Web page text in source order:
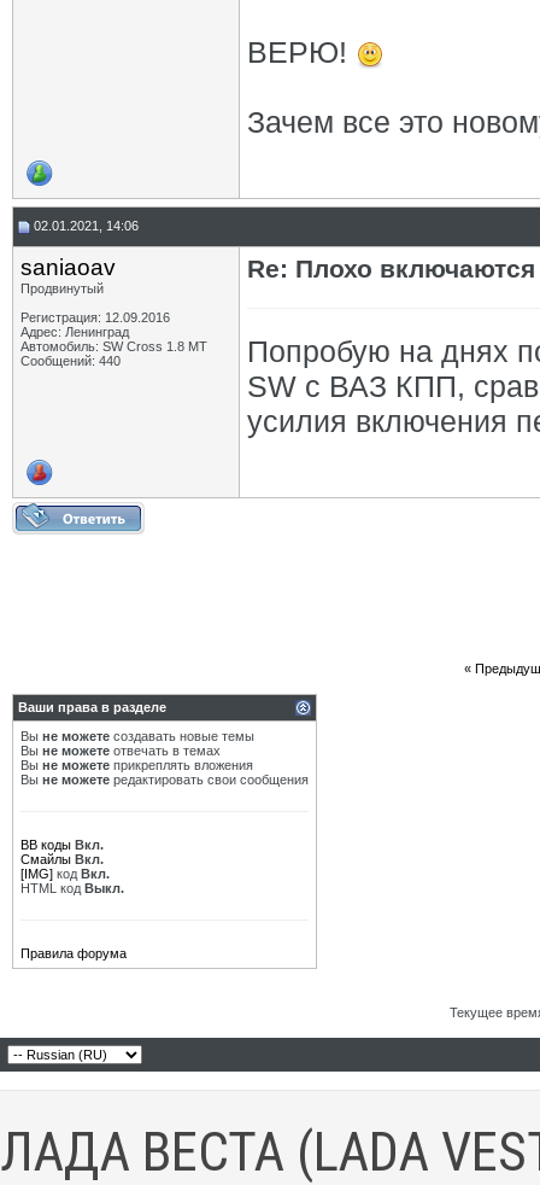
ВЕРЮ!
Зачем все это
02.01.2021, 14:06
saniaoav
Продвинутый
Регистрация: 12.09.2016
Адрес: Ленинград
Автомобиль: SW Cross 1.8 MT
Сообщений: 440
Re: Плохо
Попробую на днях
SW с ВАЗ КПП,
усилия включения
«
Ваши права в разделе
Вы не можете создавать новые темы
Вы не можете отвечать в темах
Вы не можете прикреплять вложения
Вы не можете редактировать свои сообщения
BB коды Вкл.
Смайлы Вкл.
[IMG] код Вкл.
HTML код Выкл.
Правила форума
Текущее
ЛАДА ВЕСТА (LADA